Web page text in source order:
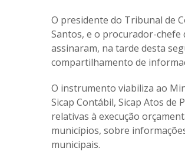
O presidente do Tribunal de
Santos, e o procurador-
assinaram, na tarde desta
compartilhamento de
O instrumento viabiliza ao
Sicap Contábil, Sicap Atos de
relativas à execução
municípios, sobre
municipais.